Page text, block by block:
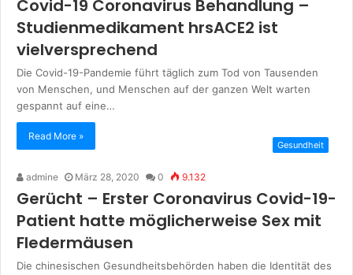
Covid-19 Coronavirus Behandlung –
Studienmedikament hrsACE2 ist
vielversprechend
Die Covid-19-Pandemie führt täglich zum Tod von Tausenden
von Menschen, und Menschen auf der ganzen Welt warten
gespannt auf eine…
Read More »
Gesundheit
admine März 28, 2020 0 9.132
Gerücht – Erster Coronavirus Covid-19-
Patient hatte möglicherweise Sex mit
Fledermäusen
Die chinesischen Gesundheitsbehörden haben die Identität des